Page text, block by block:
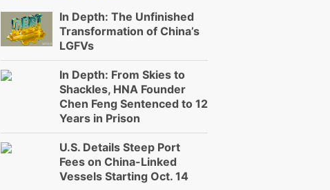
In Depth: The Unfinished
Transformation of China’s
LGFVs
In Depth: From Skies to
Shackles, HNA Founder
Chen Feng Sentenced to 12
Years in Prison
U.S. Details Steep Port
Fees on China-Linked
Vessels Starting Oct. 14